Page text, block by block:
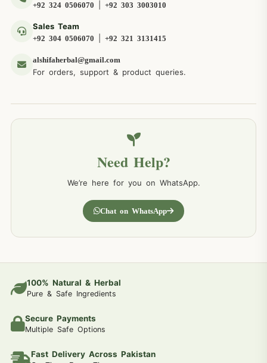
+92 324 0506070 +92 303 3003010
Sales Team
+92 304 0506070 +92 321 3131415
alshifaherbal@gmail.com
For orders, support & product queries.
Need Help?
We’re here for you on WhatsApp.
Chat on WhatsApp
100% Natural & Herbal
Pure & Safe Ingredients
Secure Payments
Multiple Safe Options
Fast Delivery Across Pakistan